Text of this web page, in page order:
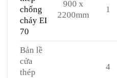
chống
cháy EI
70
900 x
2200mm
1
Bản lề
cửa
thép
4